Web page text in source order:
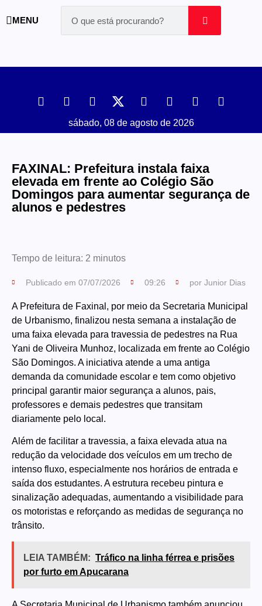
MENU
sábado, 08 de agosto de 2026
FAXINAL: Prefeitura instala faixa
elevada em frente ao Colégio São
Domingos para aumentar segurança de
alunos e pedestres
Tempo de leitura: 2 minutos
Publicado em 07/07/2026 09:26 por Junior Dias
A Prefeitura de Faxinal, por meio da Secretaria Municipal
de Urbanismo, finalizou nesta semana a instalação de
uma faixa elevada para travessia de pedestres na Rua
Yani de Oliveira Munhoz, localizada em frente ao Colégio
São Domingos. A iniciativa atende a uma antiga
demanda da comunidade escolar e tem como objetivo
principal garantir maior segurança a alunos, pais,
professores e demais pedestres que transitam
diariamente pelo local.
Além de facilitar a travessia, a faixa elevada atua na
redução da velocidade dos veículos em um trecho de
intenso fluxo, especialmente nos horários de entrada e
saída dos estudantes. A estrutura recebeu pintura e
sinalização adequadas, aumentando a visibilidade para
os motoristas e reforçando as medidas de segurança no
trânsito.
LEIA TAMBÉM: Tráfico na linha férrea e prisões
por furto em Apucarana